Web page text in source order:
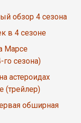
обзор 4 сезона
в 4 сезоне
Марсе
сезона)
астероидах
(трейлер)
обширная